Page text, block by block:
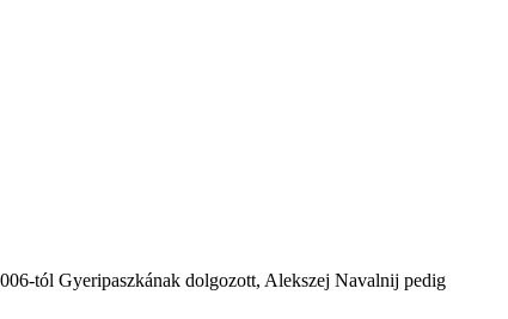
tól Gyeripaszkának dolgozott, Alekszej Navalnij pedig